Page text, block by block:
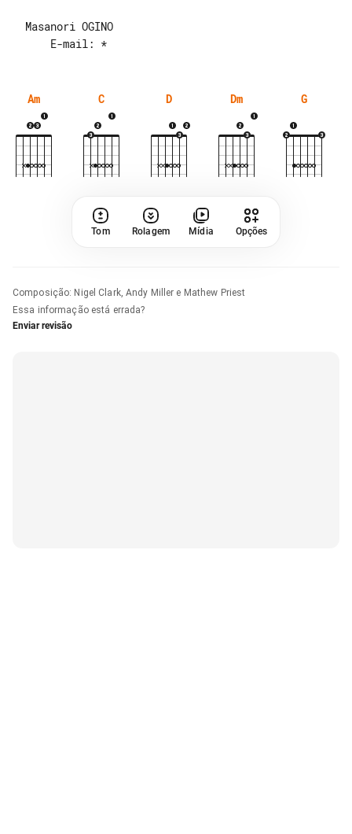
Am C D Dm G
Tom Rolagem Mídia Opções
Composição: Nigel Clark, Andy Miller e Mathew Priest
Essa informação está errada?
Enviar revisão